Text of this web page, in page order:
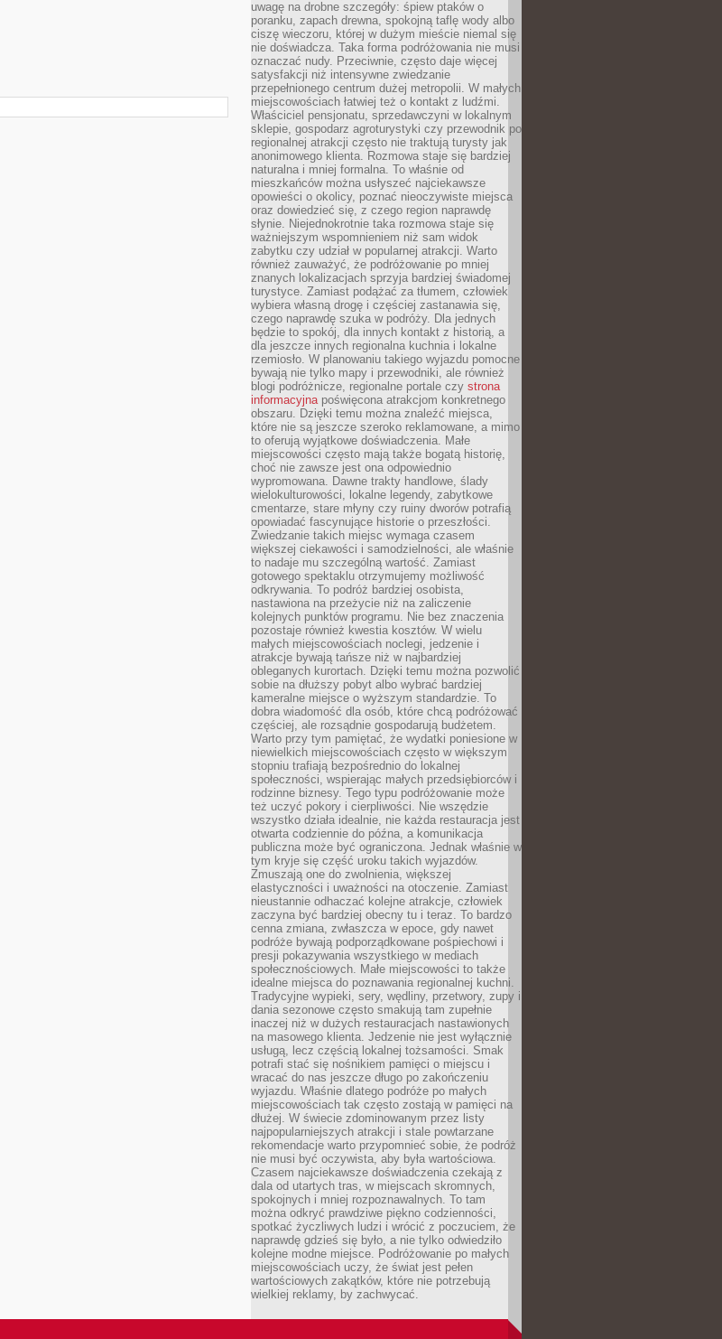
uwagę na drobne szczegóły: śpiew ptaków o
poranku, zapach drewna, spokojną taflę wody albo
ciszę wieczoru, której w dużym mieście niemal się
nie doświadcza. Taka forma podróżowania nie musi
oznaczać nudy. Przeciwnie, często daje więcej
satysfakcji niż intensywne zwiedzanie
przepełnionego centrum dużej metropolii. W małych
miejscowościach łatwiej też o kontakt z ludźmi.
Właściciel pensjonatu, sprzedawczyni w lokalnym
sklepie, gospodarz agroturystyki czy przewodnik po
regionalnej atrakcji często nie traktują turysty jak
anonimowego klienta. Rozmowa staje się bardziej
naturalna i mniej formalna. To właśnie od
mieszkańców można usłyszeć najciekawsze
opowieści o okolicy, poznać nieoczywiste miejsca
oraz dowiedzieć się, z czego region naprawdę
słynie. Niejednokrotnie taka rozmowa staje się
ważniejszym wspomnieniem niż sam widok
zabytku czy udział w popularnej atrakcji. Warto
również zauważyć, że podróżowanie po mniej
znanych lokalizacjach sprzyja bardziej świadomej
turystyce. Zamiast podążać za tłumem, człowiek
wybiera własną drogę i częściej zastanawia się,
czego naprawdę szuka w podróży. Dla jednych
będzie to spokój, dla innych kontakt z historią, a
dla jeszcze innych regionalna kuchnia i lokalne
rzemiosło. W planowaniu takiego wyjazdu pomocne
bywają nie tylko mapy i przewodniki, ale również
blogi podróżnicze, regionalne portale czy strona
informacyjnapoświęcona atrakcjom konkretnego
obszaru. Dzięki temu można znaleźć miejsca,
które nie są jeszcze szeroko reklamowane, a mimo
to oferują wyjątkowe doświadczenia. Małe
miejscowości często mają także bogatą historię,
choć nie zawsze jest ona odpowiednio
wypromowana. Dawne trakty handlowe, ślady
wielokulturowości, lokalne legendy, zabytkowe
cmentarze, stare młyny czy ruiny dworów potrafią
opowiadać fascynujące historie o przeszłości.
Zwiedzanie takich miejsc wymaga czasem
większej ciekawości i samodzielności, ale właśnie
to nadaje mu szczególną wartość. Zamiast
gotowego spektaklu otrzymujemy możliwość
odkrywania. To podróż bardziej osobista,
nastawiona na przeżycie niż na zaliczenie
kolejnych punktów programu. Nie bez znaczenia
pozostaje również kwestia kosztów. W wielu
małych miejscowościach noclegi, jedzenie i
atrakcje bywają tańsze niż w najbardziej
obleganych kurortach. Dzięki temu można pozwolić
sobie na dłuższy pobyt albo wybrać bardziej
kameralne miejsce o wyższym standardzie. To
dobra wiadomość dla osób, które chcą podróżować
częściej, ale rozsądnie gospodarują budżetem.
Warto przy tym pamiętać, że wydatki poniesione w
niewielkich miejscowościach często w większym
stopniu trafiają bezpośrednio do lokalnej
społeczności, wspierając małych przedsiębiorców i
rodzinne biznesy. Tego typu podróżowanie może
też uczyć pokory i cierpliwości. Nie wszędzie
wszystko działa idealnie, nie każda restauracja jest
otwarta codziennie do późna, a komunikacja
publiczna może być ograniczona. Jednak właśnie w
tym kryje się część uroku takich wyjazdów.
Zmuszają one do zwolnienia, większej
elastyczności i uważności na otoczenie. Zamiast
nieustannie odhaczać kolejne atrakcje, człowiek
zaczyna być bardziej obecny tu i teraz. To bardzo
cenna zmiana, zwłaszcza w epoce, gdy nawet
podróże bywają podporządkowane pośpiechowi i
presji pokazywania wszystkiego w mediach
społecznościowych. Małe miejscowości to także
idealne miejsca do poznawania regionalnej kuchni.
Tradycyjne wypieki, sery, wędliny, przetwory, zupy i
dania sezonowe często smakują tam zupełnie
inaczej niż w dużych restauracjach nastawionych
na masowego klienta. Jedzenie nie jest wyłącznie
usługą, lecz częścią lokalnej tożsamości. Smak
potrafi stać się nośnikiem pamięci o miejscu i
wracać do nas jeszcze długo po zakończeniu
wyjazdu. Właśnie dlatego podróże po małych
miejscowościach tak często zostają w pamięci na
dłużej. W świecie zdominowanym przez listy
najpopularniejszych atrakcji i stale powtarzane
rekomendacje warto przypomnieć sobie, że podróż
nie musi być oczywista, aby była wartościowa.
Czasem najciekawsze doświadczenia czekają z
dala od utartych tras, w miejscach skromnych,
spokojnych i mniej rozpoznawalnych. To tam
można odkryć prawdziwe piękno codzienności,
spotkać życzliwych ludzi i wrócić z poczuciem, że
naprawdę gdzieś się było, a nie tylko odwiedziło
kolejne modne miejsce. Podróżowanie po małych
miejscowościach uczy, że świat jest pełen
wartościowych zakątków, które nie potrzebują
wielkiej reklamy, by zachwycać.